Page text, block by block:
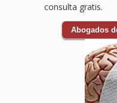
consulta gratis.
Abogados